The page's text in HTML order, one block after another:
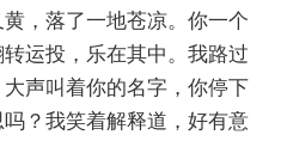
，落了一地苍凉。你一个
运投，乐在其中。我路过
声叫着你的名字，你停下
？我笑着解释道，好有意